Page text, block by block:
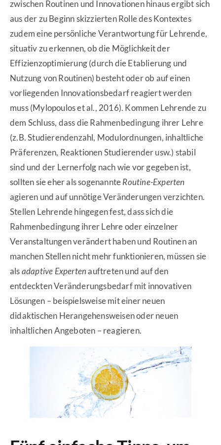
zwischen Routinen und Innovationen hinaus ergibt sich
aus der zu Beginn skizzierten Rolle des Kontextes
zudem eine persönliche Verantwortung für Lehrende,
situativ zu erkennen, ob die Möglichkeit der
Effizienzoptimierung (durch die Etablierung und
Nutzung von Routinen) besteht oder ob auf einen
vorliegenden Innovationsbedarf reagiert werden
muss (Mylopoulos et al., 2016). Kommen Lehrende zu
dem Schluss, dass die Rahmenbedingung ihrer Lehre
(z.B. Studierendenzahl, Modulordnungen, inhaltliche
Präferenzen, Reaktionen Studierender usw.) stabil
sind und der Lernerfolg nach wie vor gegeben ist,
sollten sie eher als sogenannteRoutine-Experten
agieren und auf unnötige Veränderungen verzichten.
Stellen Lehrende hingegen fest, dass sich die
Rahmenbedingung ihrer Lehre oder einzelner
Veranstaltungen verändert haben und Routinen an
manchen Stellen nicht mehr funktionieren, müssen sie
alsadaptive Expertenauftreten und auf den
entdeckten Veränderungsbedarf mit innovativen
Lösungen – beispielsweise mit einer neuen
didaktischen Herangehensweisen oder neuen
inhaltlichen Angeboten – reagieren.